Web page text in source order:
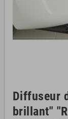
Diffuseur
brillant"